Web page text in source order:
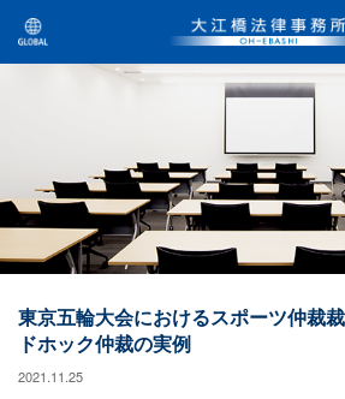
東京五輪大会におけるスポーツ仲裁
ドホック仲裁の実例
2021.11.25